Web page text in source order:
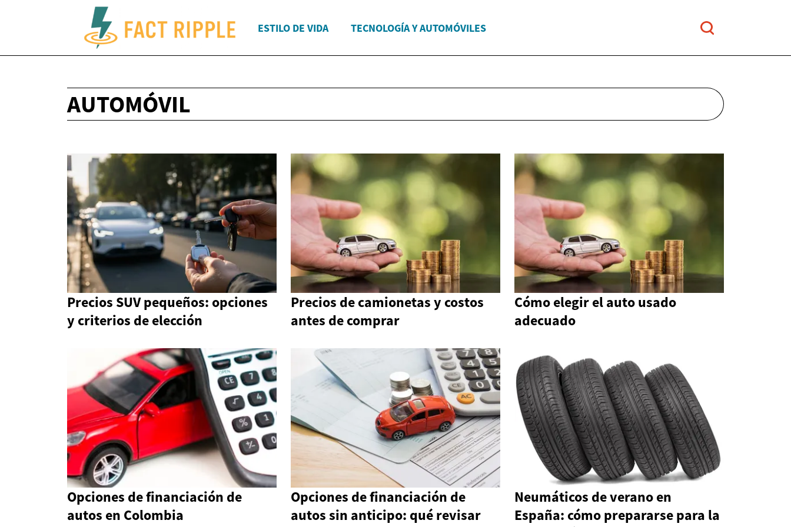
ESTILO DE VIDA TECNOLOGÍA Y AUTOMÓVILES
AUTOMÓVIL
Precios SUV pequeños: opciones
y criterios de elección
Precios de camionetas y costos
antes de comprar
Cómo elegir el auto usado
adecuado
Opciones de financiación de
autos en Colombia
Opciones de financiación de
autos sin anticipo: qué revisar
Neumáticos de verano en
España: cómo prepararse para la